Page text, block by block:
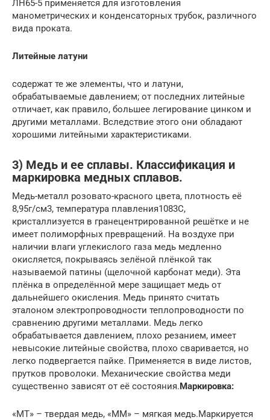
ЛН65-5 применяется для изготовления
манометрических и конденсаторных трубок, различного
вида проката.
Литейные латуни
содержат те же элементы, что и латуни,
обрабатываемые давлением; от последних литейные
отличает, как правило, большее легирование цинком и
другими металлами. Вследствие этого они обладают
хорошими литейными характеристиками.
3) Медь и ее сплавы. Классификация и
маркировка медных сплавов.
Медь-металл розовато-красного цвета, плотность её
8,95г/см3, температура плавления1083С,
кристаллизуется в гранецентрированной решётке и не
имеет полиморфных превращений. На воздухе при
наличии влаги углекислого газа медь медленно
окисляется, покрываясь зелёной плёнкой так
называемой патины (щелочной карбонат меди). Эта
плёнка в определённой мере защищает медь от
дальнейшего окисления. Медь принято считать
эталоном электропроводности теплопроводности по
сравнению другими металлами. Медь легко
обрабатывается давлением, плохо резанием, имеет
невысокие литейные свойства, плохо сваривается, но
легко подвергается пайке. Применяется в виде листов,
прутков проволоки. Механические свойства меди
существенно зависят от её состояния.Маркировка:
«МТ» – твердая медь, «ММ» – мягкая медь.Маркируется